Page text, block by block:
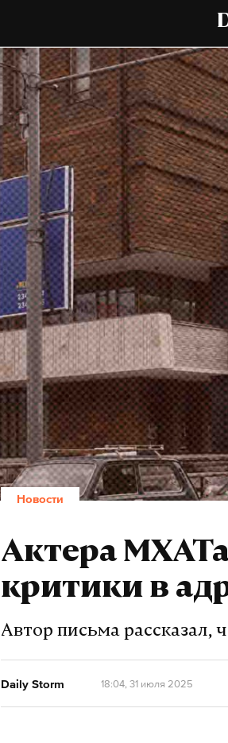
Новости
Актера
критики в
Автор письма рассказал,
Daily Storm 18:04, 31 июля 2025